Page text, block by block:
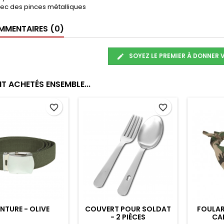
des pinces métalliques
(0)
SOYEZ LE PREMIER À DONNER
ACHETÉS ENSEMBLE...
/ BANDANA -
favorite_border
CHAPEAU ANTI-
INTEMPÉRIES ET COUP-
favorite_border